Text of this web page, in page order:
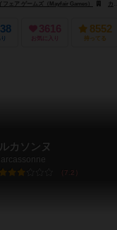
フェア ゲームズ（Mayfair Games） カプコン（Capcom）
3616
お気に入り
8552
持ってる
カソンヌ
7.2